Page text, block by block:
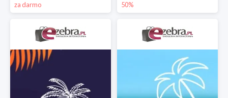
za darmo 50%